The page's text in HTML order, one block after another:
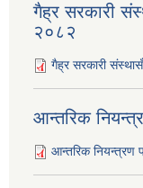
गैह्र सरकारी
२०८२
गैह्र सरकारी
आन्तरिक
आन्तरिक नियन्त्रण